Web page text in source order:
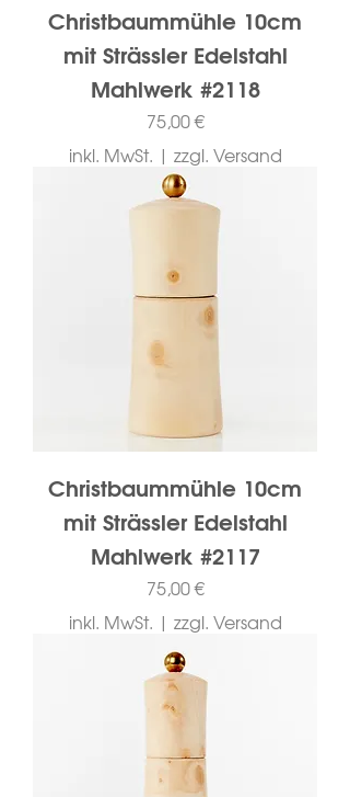
Christbaummühle 10cm
mit Strässler Edelstahl
Mahlwerk #2118
Preis
75,00 €
inkl. MwSt. | zzgl. Versand
Christbaummühle 10cm
mit Strässler Edelstahl
Mahlwerk #2117
Preis
75,00 €
inkl. MwSt. | zzgl. Versand